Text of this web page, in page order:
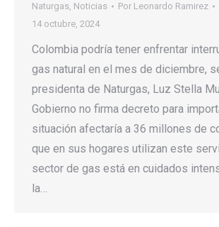
Naturgas, Noticias Por Leonardo Ramirez
14 octubre, 2024
Colombia podría tener enfrentar
gas natural en el mes de diciembre,
presidenta de Naturgas, Luz Stella
Gobierno no firma decreto para
situación afectaría a 36 millones de
que en sus hogares utilizan este
sector de gas está en cuidados
la…